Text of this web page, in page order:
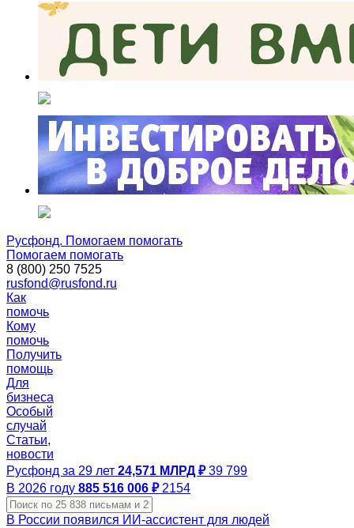
Русфонд. Помогаем помогать
Помогаем помогать
8 (800) 250 7525
rusfond@rusfond.ru
Как
помочь
Кому
помочь
Получить
помощь
Для
бизнеса
Особый
случай
Статьи,
новости
Русфонд за 29 лет 24,571 МЛРД ₽ 39 799
В 2026 году 885 516 006 ₽ 2154
В России появился ИИ‑ассистент для людей